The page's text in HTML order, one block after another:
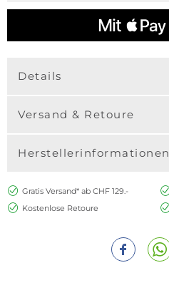
Details
Versand & Retoure
Herstellerinformationen
Gratis Versand* ab CHF 129.-
Kostenlose Retoure